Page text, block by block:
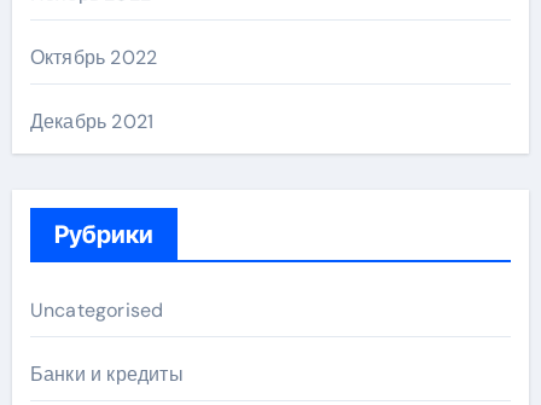
Октябрь 2022
Декабрь 2021
Рубрики
Uncategorised
Банки и кредиты